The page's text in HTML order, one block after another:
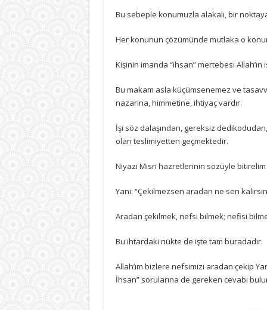
Bu sebeple konumuzla alakalı, bir
Her konunun çözümünde mutlaka o
Kişinin imanda “ihsan” mertebesi
Bu makam asla küçümsenemez ve
nazarına, himmetine, ihtiyaç vardır.
İşi söz dalaşından, gereksiz
olan teslimiyetten geçmektedir.
Niyazi Mısri hazretlerinin sözüyle
Yani: “Çekilmezsen aradan ne sen
Aradan çekilmek, nefsi bilmek; nefisi
Bu ihtardaki nükte de işte tam buradadır.
Allah’ım bizlere nefsimizi aradan çekip
İhsan” sorularına de gereken cevabı